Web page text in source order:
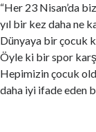
“Her 23 Nisan’da
yıl bir kez daha ne
Dünyaya bir çocuk
Öyle ki bir spor
Hepimizin çocuk
daha iyi ifade eden